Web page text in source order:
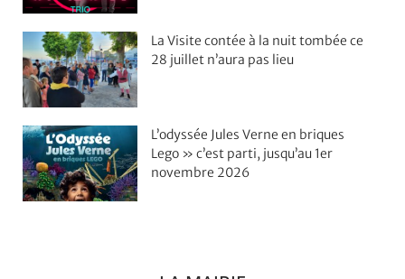
La Visite contée à la nuit tombée ce
28 juillet n’aura pas lieu
L’odyssée Jules Verne en briques
Lego » c’est parti, jusqu’au 1er
novembre 2026